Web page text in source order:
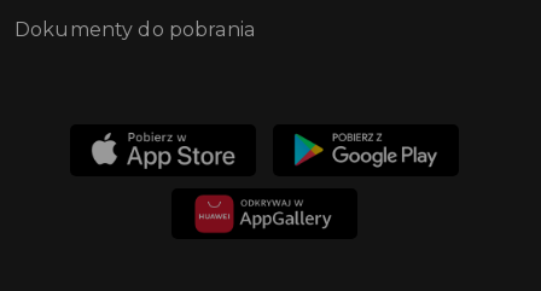
Dokumenty do pobrania